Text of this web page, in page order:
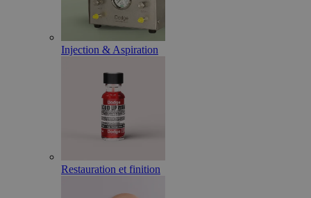
Injection & Aspiration
Restauration et finition